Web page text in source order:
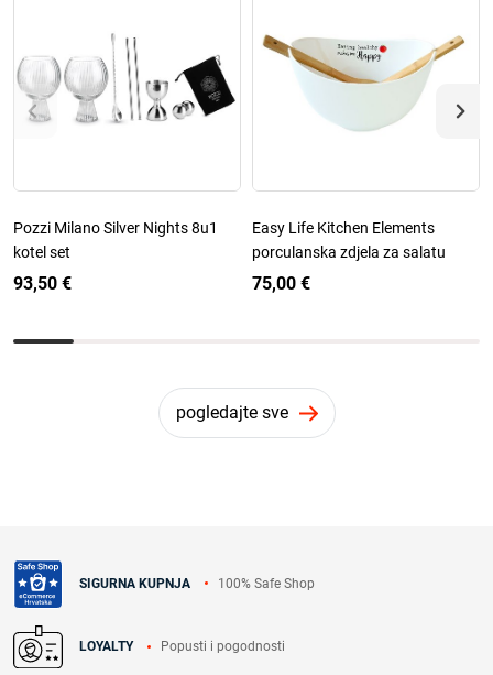
Pozzi Milano Silver Nights 8u1
kotel set
93,50 €
Easy Life Kitchen Elements
porculanska zdjela za salatu
75,00 €
pogledajte sve
SIGURNA KUPNJA 100% Safe Shop
LOYALTY Popusti i pogodnosti